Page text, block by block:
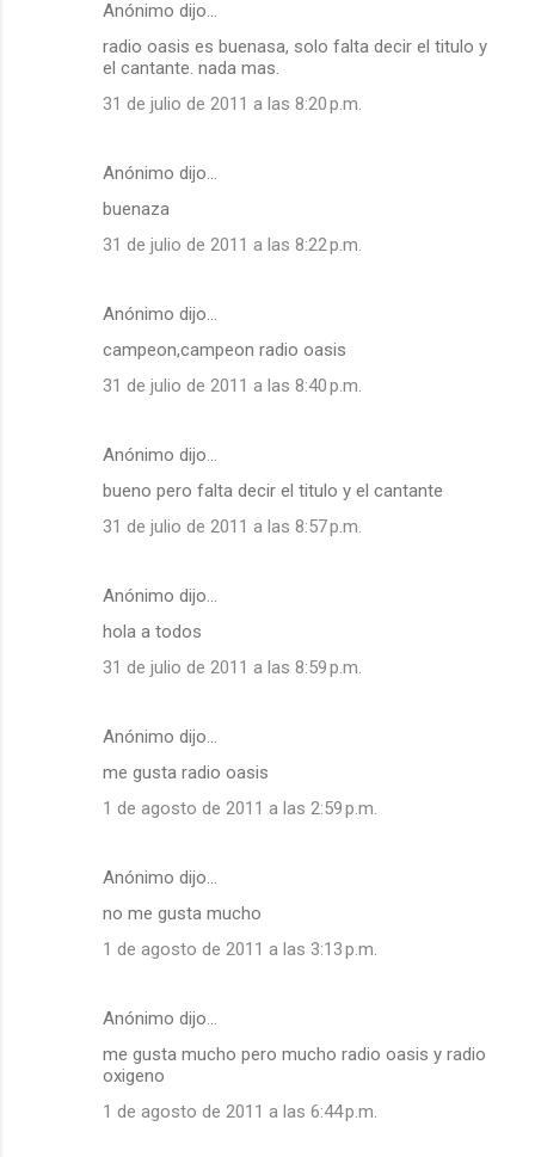
Anónimo dijo…
radio oasis es buenasa, solo falta decir el titulo y
el cantante. nada mas.
31 de julio de 2011 a las 8:20 p.m.
Anónimo dijo…
buenaza
31 de julio de 2011 a las 8:22 p.m.
Anónimo dijo…
campeon,campeon radio oasis
31 de julio de 2011 a las 8:40 p.m.
Anónimo dijo…
bueno pero falta decir el titulo y el cantante
31 de julio de 2011 a las 8:57 p.m.
Anónimo dijo…
hola a todos
31 de julio de 2011 a las 8:59 p.m.
Anónimo dijo…
me gusta radio oasis
1 de agosto de 2011 a las 2:59 p.m.
Anónimo dijo…
no me gusta mucho
1 de agosto de 2011 a las 3:13 p.m.
Anónimo dijo…
me gusta mucho pero mucho radio oasis y radio
oxigeno
1 de agosto de 2011 a las 6:44 p.m.